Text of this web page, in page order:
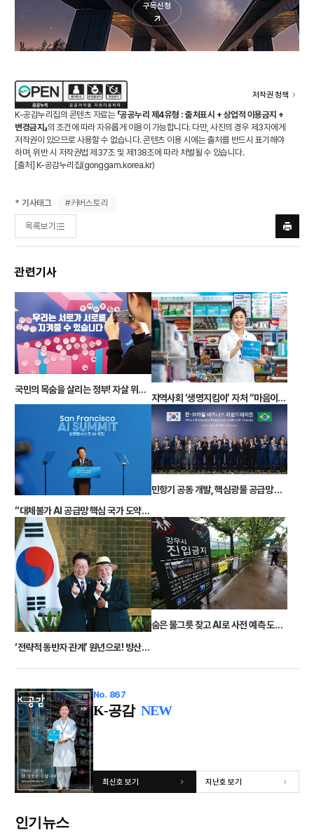
구독신청
저작권 정책
K-공감누리집의 콘텐츠 자료는 「공공누리 제4유형 : 출처표시 + 상업적 이용금지 +
변경금지」의 조건에 따라 자유롭게 이용이 가능합니다. 다만, 사진의 경우 제3자에게
저작권이 있으므로 사용할 수 없습니다. 콘텐츠 이용 시에는 출처를 반드시 표기해야
하며, 위반 시 저작권법 제37조 및 제138조에 따라 처벌될 수 있습니다.
[출처] K-공감누리집(gonggam.korea.kr)
* 기사태그 #커버스토리
목록보기
프린트
하기
관련기사
국민의 목숨을 살리는 정부! 자살 위기포착부터 회복까지
지역사회 ‘생명지킴이’ 자처 “마음이 아플 때도 약국으로 오세요”
“대체불가 AI 공급망 핵심 국가 도약” 이 대통령 ‘샌프란시스코 AI 선언’… 9500억 달러 ‘AI 동맹’ 이끌어
민항기 공동 개발, 핵심광물 공급망 협력, K-뷰티… “미래산업 함께 이끄는 최적 파트너”
‘전략적 동반자 관계’ 원년으로! 방산·우주·핵심광물 협력 ‘맞손’
숨은 물그릇 찾고 AI로 사전 예측 도시홍수 미리 막는다
No. 867
K-공감 NEW
최신호 보기 지난호 보기
인기뉴스